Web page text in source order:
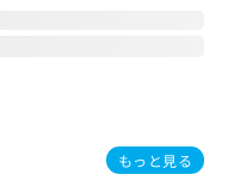
もっと見る